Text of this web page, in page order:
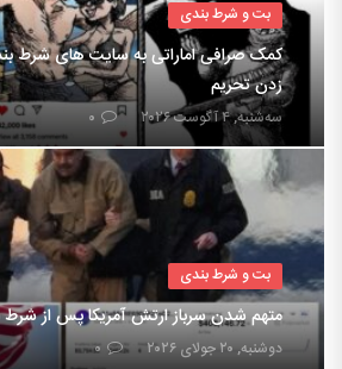
بت و شرط بندی
کمک صرافی اماراتی به سایت های شرط
زدن تحریم
سه‌شنبه, ۴ آگوست ۲۰۲۶ ۰
بت و شرط بندی
متهم شدن سرباز ارتش آمریکا پس از
دوشنبه, ۲۰ جولای ۲۰۲۶ ۰